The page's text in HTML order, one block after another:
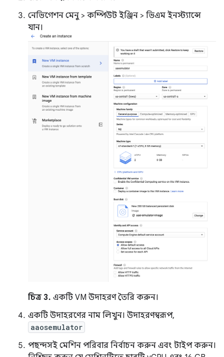
নেভিগেশন মেনু > কম্পিউট ইঞ্জিন > ভিএম ইনস্ট্যান্সে
যান।
চিত্র 3. একটি VM উদাহরণ তৈরি করুন।
একটি উদাহরণের নাম লিখুন। উদাহরণস্বরূপ,
aaosemulator
পছন্দসই মেশিন পরিবার নির্বাচন করুন এবং টাইপ করুন।